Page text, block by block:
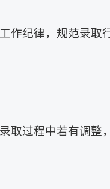
作纪律，规范录取
取过程中若有调整